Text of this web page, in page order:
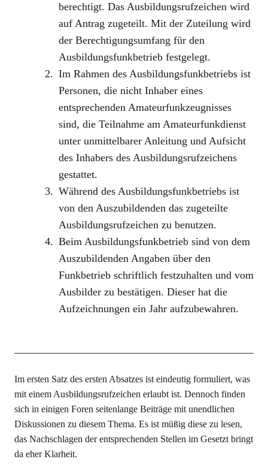
berechtigt. Das Ausbildungsrufzeichen wird
auf Antrag zugeteilt. Mit der Zuteilung wird
der Berechtigungsumfang für den
Ausbildungsfunkbetrieb festgelegt.
Im Rahmen des Ausbildungsfunkbetriebs ist
Personen, die nicht Inhaber eines
entsprechenden Amateurfunkzeugnisses
sind, die Teilnahme am Amateurfunkdienst
unter unmittelbarer Anleitung und Aufsicht
des Inhabers des Ausbildungsrufzeichens
gestattet.
Während des Ausbildungsfunkbetriebs ist
von den Auszubildenden das zugeteilte
Ausbildungsrufzeichen zu benutzen.
Beim Ausbildungsfunkbetrieb sind von dem
Auszubildenden Angaben über den
Funkbetrieb schriftlich festzuhalten und vom
Ausbilder zu bestätigen. Dieser hat die
Aufzeichnungen ein Jahr aufzubewahren.
Im ersten Satz des ersten Absatzes ist eindeutig formuliert, was
mit einem Ausbildungsrufzeichen erlaubt ist. Dennoch finden
sich in einigen Foren seitenlange Beiträge mit unendlichen
Diskussionen zu diesem Thema. Es ist müßig diese zu lesen,
das Nachschlagen der entsprechenden Stellen im Gesetzt bringt
da eher Klarheit.